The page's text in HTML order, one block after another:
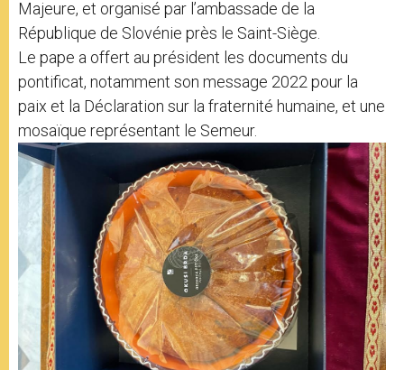
Majeure, et organisé par l’ambassade de la
République de Slovénie près le Saint-Siège.
Le pape a offert au président les documents du
pontificat, notamment son message 2022 pour la
paix et la Déclaration sur la fraternité humaine, et une
mosaïque représentant le Semeur.